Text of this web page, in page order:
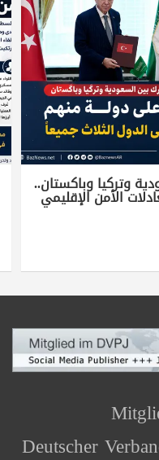
وتركيا وباكستان..
الأمن الإقليمي
Deutscher